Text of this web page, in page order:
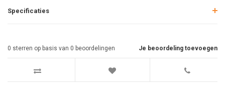
Specificaties
Je beoordeling toevoegen
0 sterren op basis van 0 beoordelingen